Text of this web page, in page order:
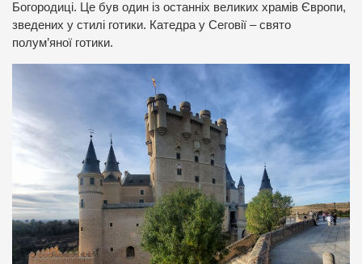
Богородиці. Це був один із останніх великих храмів Європи,
зведених у стилі готики. Катедра у Сеговії – свято
полум’яної готики.